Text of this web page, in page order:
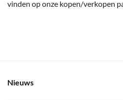
vinden op onze kopen/verkopen
Nieuws